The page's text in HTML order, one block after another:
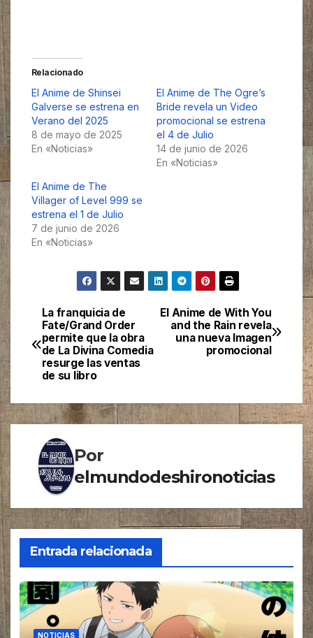
Relacionado
El Anime de Shinsei
Galverse se estrena en
Verano del 2025
8 de mayo de 2025
En «Noticias»
El Anime de The Ogre’s
Bride revela un Video
promocional se estrena
el 4 de Julio
14 de junio de 2026
En «Noticias»
El Anime de The
Villager of Level 999 se
estrena el 1 de Julio
7 de junio de 2026
En «Noticias»
Navegación
de
entradas
El Anime de With You
and the Rain revela
una nueva Imagen
promocional
La franquicia de
Fate/Grand Order
permite que la obra
de La Divina Comedia
resurge las ventas
de su libro
Por
elmundodeshironoticias
Entrada relacionada
NOTICIAS